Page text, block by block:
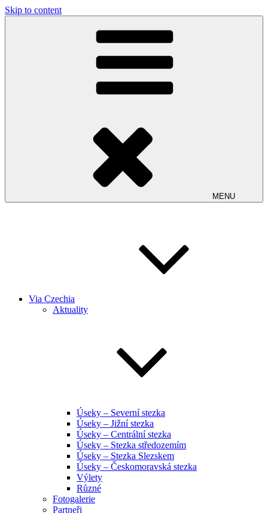
Skip to content
MENU
Via Czechia
Aktuality
Úseky – Severní stezka
Úseky – Jižní stezka
Úseky – Centrální stezka
Úseky – Stezka středozemím
Úseky – Stezka Slezskem
Úseky – Českomoravská stezka
Výlety
Různé
Fotogalerie
Partneři